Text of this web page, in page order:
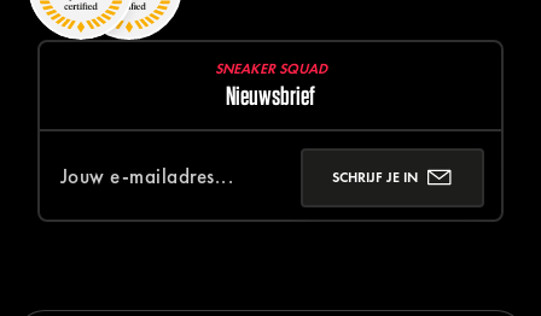
SNEAKER SQUAD
Nieuwsbrief
SCHRIJF JE IN